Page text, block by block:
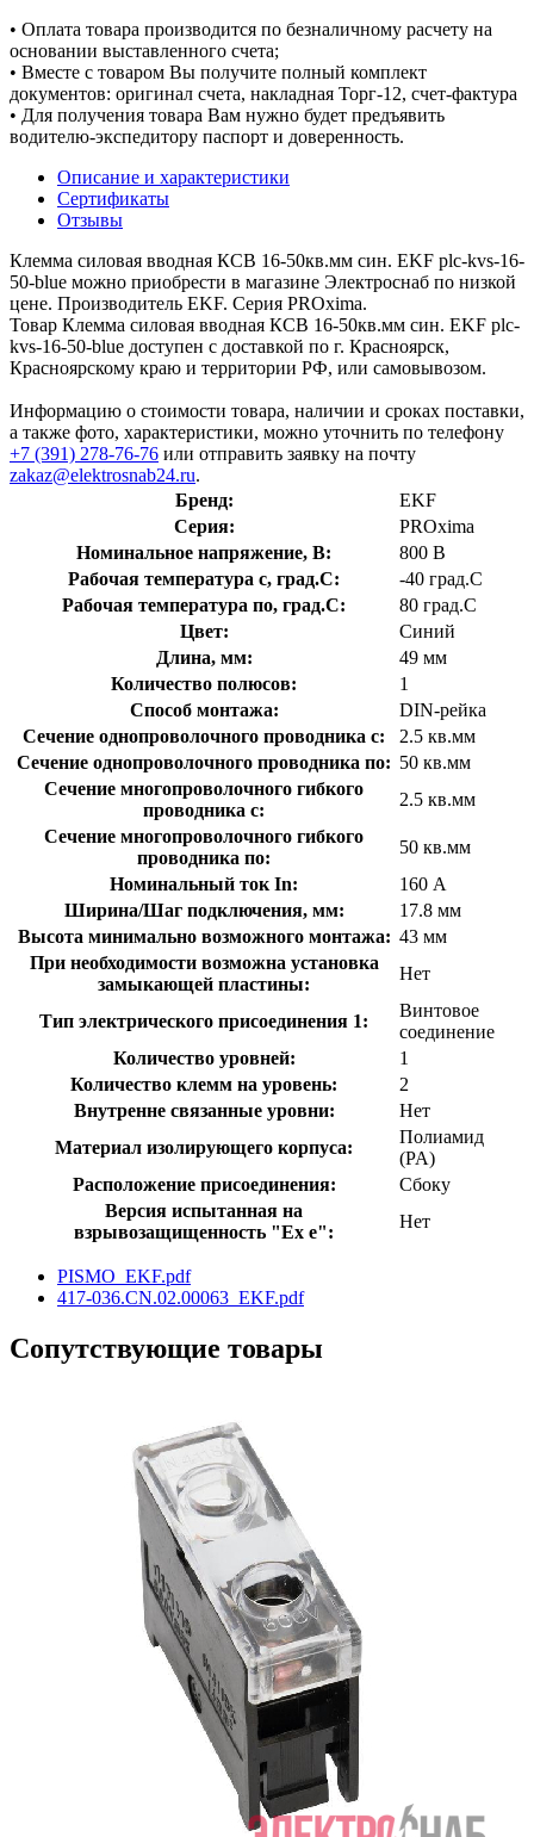
• Оплата товара производится по безналичному расчету на
основании выставленного счета;
• Вместе с товаром Вы получите полный комплект
документов: оригинал счета, накладная Торг-12, счет-фактура
• Для получения товара Вам нужно будет предъявить
водителю-экспедитору паспорт и доверенность.
Описание и характеристики
Сертификаты
Отзывы
Клемма силовая вводная КСВ 16-50кв.мм син. EKF plc-kvs-16-
50-blue можно приобрести в магазине Электроснаб по низкой
цене. Производитель EKF. Серия PROxima.
Товар Клемма силовая вводная КСВ 16-50кв.мм син. EKF plc-
kvs-16-50-blue доступен с доставкой по г. Красноярск,
Красноярскому краю и территории РФ, или самовывозом.
Информацию о стоимости товара, наличии и сроках поставки,
а также фото, характеристики, можно уточнить по телефону
+7 (391) 278-76-76 или отправить заявку на почту
zakaz@elektrosnab24.ru.
Бренд:
EKF
Серия:
PROxima
Номинальное напряжение, В:
800 В
Рабочая температура с, град.C:
-40 град.C
Рабочая температура по, град.C:
80 град.C
Цвет:
Синий
Длина, мм:
49 мм
Количество полюсов:
1
Способ монтажа:
DIN-рейка
Сечение однопроволочного проводника с:
2.5 кв.мм
Сечение однопроволочного проводника по: 50 кв.мм
Сечение многопроволочного гибкого
проводника с:
2.5 кв.мм
Сечение многопроволочного гибкого
проводника по:
50 кв.мм
Номинальный ток In:
160 А
Ширина/Шаг подключения, мм:
17.8 мм
Высота минимально возможного монтажа: 43 мм
При необходимости возможна установка
замыкающей пластины:
Нет
Тип электрического присоединения 1:
Винтовое
соединение
Количество уровней:
1
Количество клемм на уровень:
2
Внутренне связанные уровни:
Нет
Материал изолирующего корпуса:
Полиамид
(PA)
Расположение присоединения:
Сбоку
Версия испытанная на
взрывозащищенность "Ex е":
Нет
PISMO_EKF.pdf
417-036.CN.02.00063_EKF.pdf
Сопутствующие товары